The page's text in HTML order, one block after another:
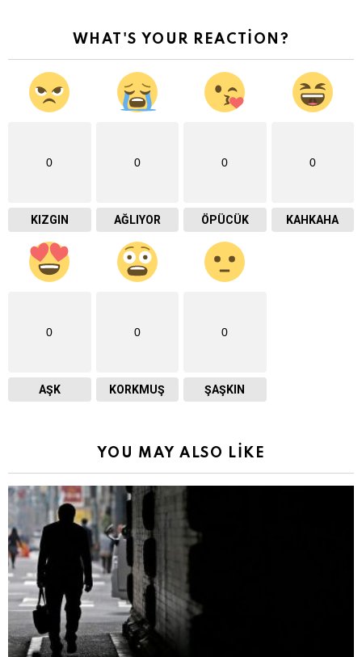
WHAT'S YOUR REACTION?
0
KIZGIN
0
AĞLIYOR
0
ÖPÜCÜK
0
KAHKAHA
0
AŞK
0
KORKMUŞ
0
ŞAŞKIN
YOU MAY ALSO LIKE